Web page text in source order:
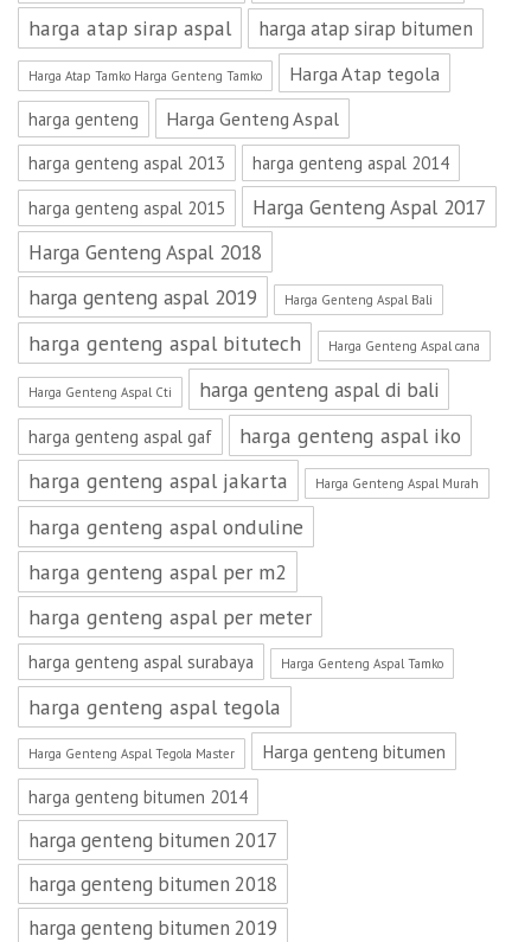
harga atap sirap aspal
harga atap sirap bitumen
Harga Atap Tamko Harga Genteng Tamko Harga Atap tegola
harga genteng Harga Genteng Aspal
harga genteng aspal 2013
harga genteng aspal 2014
harga genteng aspal 2015
Harga Genteng Aspal 2017
Harga Genteng Aspal 2018
harga genteng aspal 2019
Harga Genteng Aspal Bali
harga genteng aspal bitutech Harga Genteng Aspal cana
Harga Genteng Aspal Cti harga genteng aspal di bali
harga genteng aspal gaf
harga genteng aspal iko
harga genteng aspal jakarta
Harga Genteng Aspal Murah
harga genteng aspal onduline
harga genteng aspal per m2
harga genteng aspal per meter
harga genteng aspal surabaya Harga Genteng Aspal Tamko
harga genteng aspal tegola
Harga Genteng Aspal Tegola Master Harga genteng bitumen
harga genteng bitumen 2014
harga genteng bitumen 2017
harga genteng bitumen 2018
harga genteng bitumen 2019